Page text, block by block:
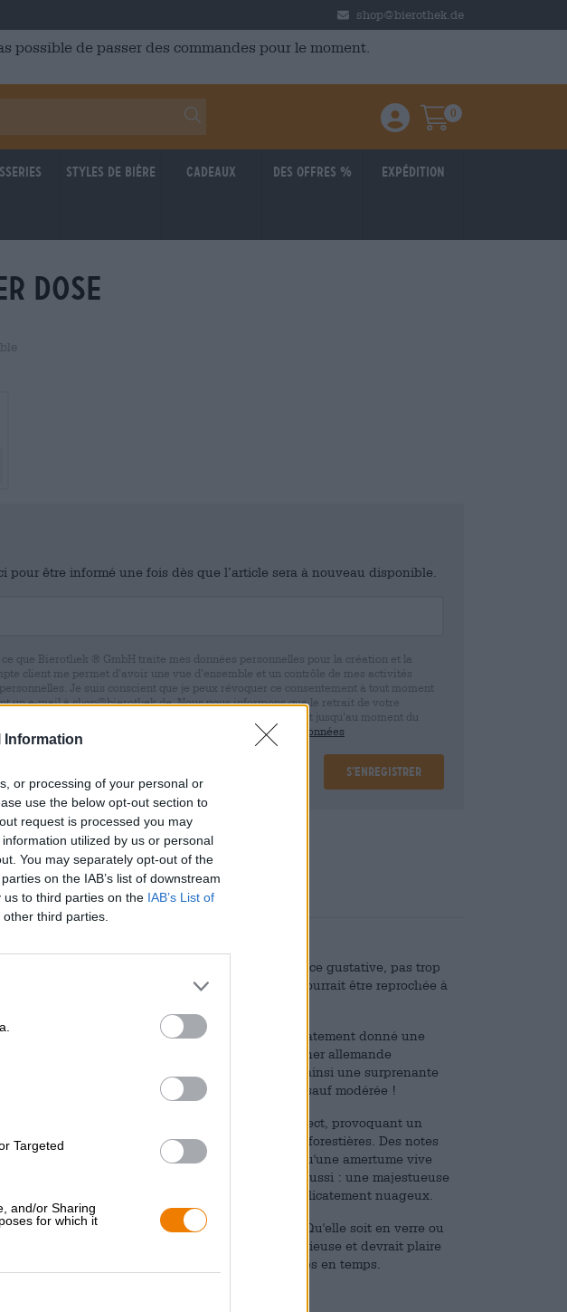
Information
or processing of your personal or
use the below opt-out section to
request is processed you may
utilized by us or personal
You may separately opt-out of the
on the IAB’s list of downstream
to third parties on the IAB’s List of
third parties.
Targeted
and/or Sharing
for which it
shop@bierothek.de
possible de passer des commandes pour le moment.
Einloggen / Anmelden
Warenkorb
0
Styles de bière Cadeaux Des offres % Expédition
dose
pour être informé une fois dès que l’article sera à nouveau disponible.
ce que Bierothek ® GmbH traite mes données personnelles pour la création et la
client me permet d’avoir une vue d’ensemble et un contrôle de mes activités
Je suis conscient que je peux révoquer ce consentement à tout moment
un e-mail à shop@bierothek.de. Nous vous informons que le retrait de votre
du traitement effectué sur la base de votre consentement jusqu’au moment du
informations dans notre
déclaration de protection des données
S’enregistrer
Livraison plus
€ 0,25
(0)
de bière relativement modéré. Aucune expérience gustative, pas trop
sur la liste des ingrédients. La seule chose qui pourrait être reprochée à
plus tolérer cette situation déplorable et a immédiatement donné une
classique éprouvé. Leur interprétation de la Pilsner allemande
fois la quantité normale de houblon et apporte ainsi une surprenante
Attention aux buveurs de Pils, celle-ci est tout sauf modérée !
sur les variétés de houblon Perle et Spalt Select, provoquant un
tondue aux fruits tropicaux et aux herbes forestières. Des notes
torréfié offrent une base douce, tandis qu'une amertume vive
finale réussie. Le facteur d'arrondi est le look réussi : une majestueuse
de couleur blanc cassé trône sur un corps doré délicatement nuageux.
conventionnelle en bouteilles et en canettes. Qu'elle soit en verre ou
goût - la bière qu'elle contient est tout aussi délicieuse et devrait plaire
et apprécient encore un peu de variété de temps en temps.